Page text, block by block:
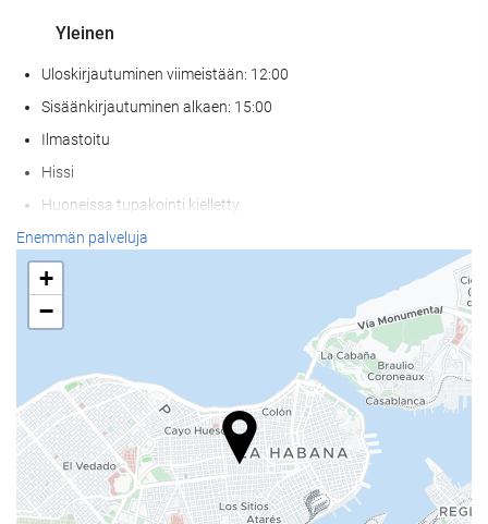
Yleinen
Uloskirjautuminen viimeistään: 12:00
Sisäänkirjautuminen alkaen: 15:00
Ilmastoitu
Hissi
Huoneissa tupakointi kielletty
Ei lemmikkejä
Wellness
Allasbaari
Aurinkotuolit
Aurinkovarjot
Kylpyläpalvelut
Poreallas/poreamme
Enemmän palveluja
+
−